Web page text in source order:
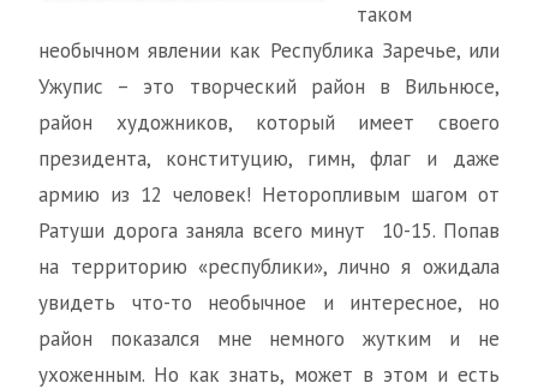
таком
необычном явлении как Республика Заречье, или
Ужупис – это творческий район в Вильнюсе,
район художников, который имеет своего
президента, конституцию, гимн, флаг и даже
армию из 12 человек! Неторопливым шагом от
Ратуши дорога заняла всего минут 10-15. Попав
на территорию «республики», лично я ожидала
увидеть что-то необычное и интересное, но
район показался мне немного жутким и не
ухоженным. Но как знать, может в этом и есть